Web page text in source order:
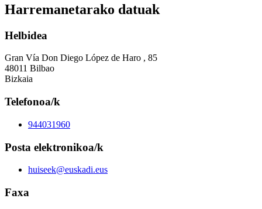
Harremanetarako datuak
Helbidea
Gran Vía Don Diego López de Haro , 85
48011 Bilbao
Bizkaia
Telefonoa/k
944031960
Posta elektronikoa/k
huiseek@euskadi.eus
Faxa